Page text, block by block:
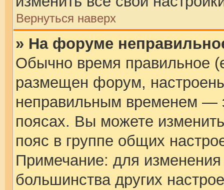
Вернуться наверх
» На форуме
Обычно время правильное
размещен форум,
неправильным временем —
поясах. Вы можете
пояс в группе общих
Примечание: для изменения
большинства других